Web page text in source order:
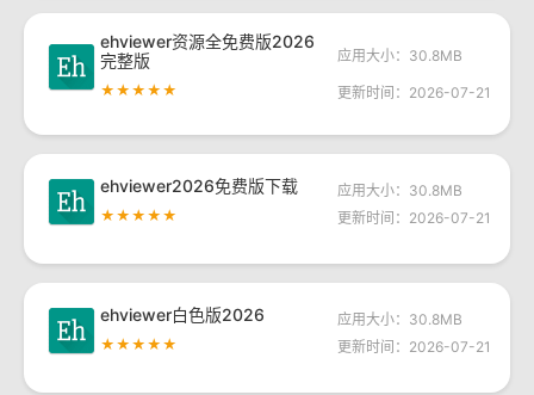
ehviewer资源全免费版2026
完整版
★★★★★
应用大小：30.8MB
更新时间：2026-07-21
ehviewer2026免费版下载
★★★★★
应用大小：30.8MB
更新时间：2026-07-21
ehviewer白色版2026
★★★★★
应用大小：30.8MB
更新时间：2026-07-21